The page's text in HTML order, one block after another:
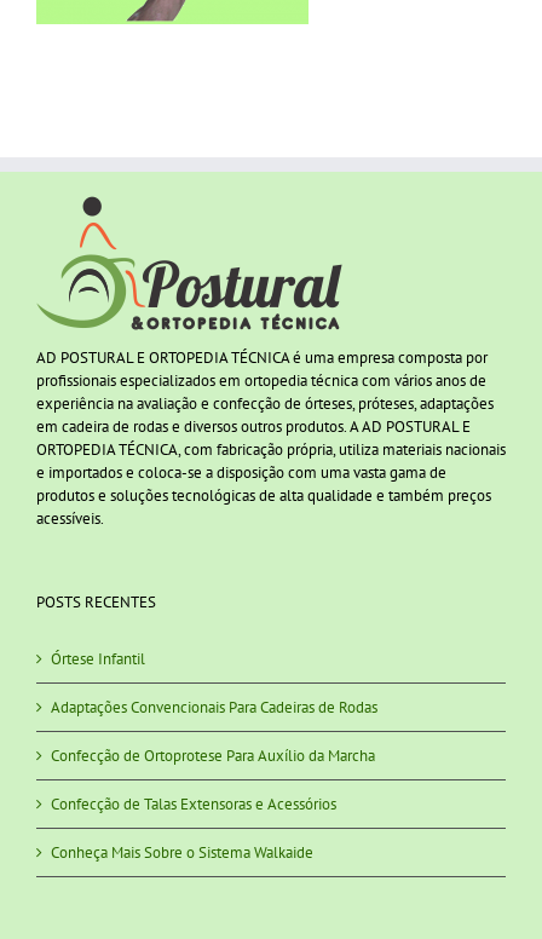
AD POSTURAL E ORTOPEDIA TÉCNICA é uma empresa composta por
profissionais especializados em ortopedia técnica com vários anos de
experiência na avaliação e confecção de órteses, próteses, adaptações
em cadeira de rodas e diversos outros produtos. A AD POSTURAL E
ORTOPEDIA TÉCNICA, com fabricação própria, utiliza materiais nacionais
e importados e coloca-se a disposição com uma vasta gama de
produtos e soluções tecnológicas de alta qualidade e também preços
acessíveis.
POSTS RECENTES
Órtese Infantil
Adaptações Convencionais Para Cadeiras de Rodas
Confecção de Ortoprotese Para Auxílio da Marcha
Confecção de Talas Extensoras e Acessórios
Conheça Mais Sobre o Sistema Walkaide